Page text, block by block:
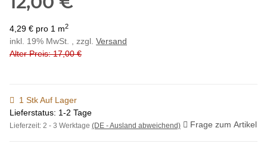
4,29 € pro 1 m2
inkl. 19% MwSt. , zzgl. Versand
Alter Preis: 17,00 €
1 Stk Auf Lager
Lieferstatus: 1-2 Tage
Lieferzeit: 2 - 3 Werktage (DE - Ausland abweichend) Frage zum Artikel